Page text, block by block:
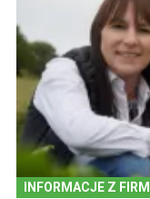
INFORMACJE Z FIRM